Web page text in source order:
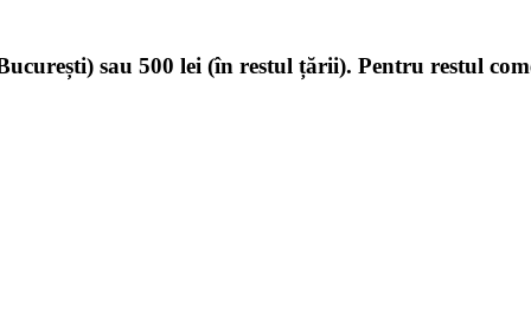
sau 500 lei (în restul țării). Pentru restul